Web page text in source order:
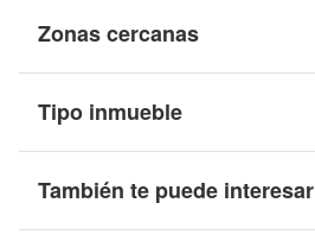
Zonas cercanas
Tipo inmueble
También te puede interesar